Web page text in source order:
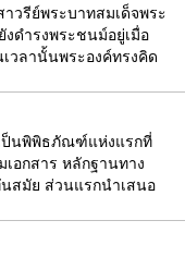
วรีย์พระบาทสมเด็จพระ
ดำรงพระชนม์อยู่เมื่อ
วลานั้นพระองค์ทรงคิด
ป็นพิพิธภัณฑ์แห่งแรกที่
อกสาร หลักฐานทาง
สมัย ส่วนแรกนำเสนอ